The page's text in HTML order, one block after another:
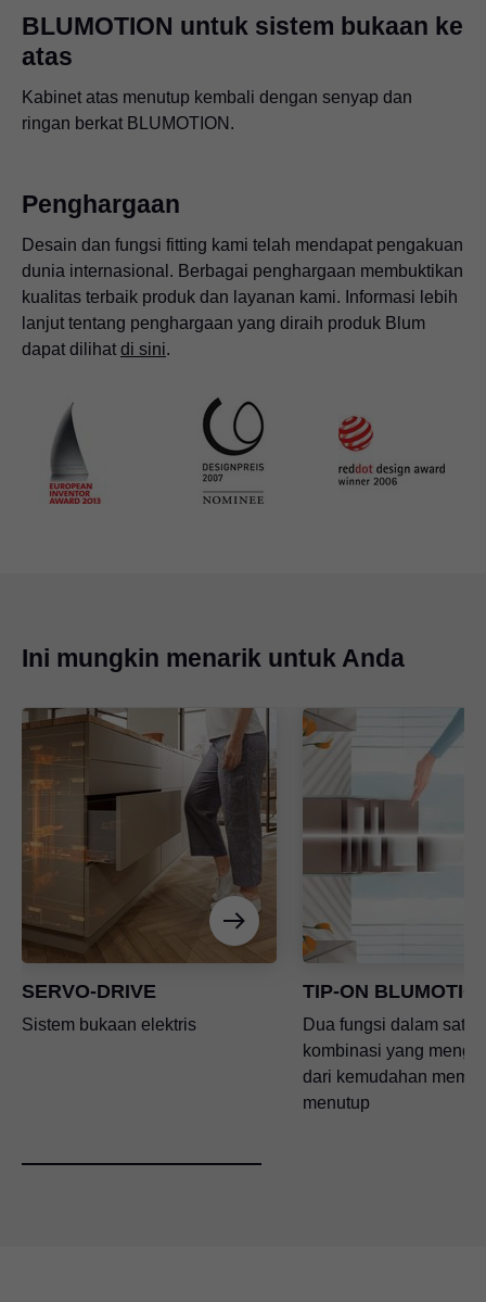
BLUMOTION untuk sistem bukaan ke
atas
Kabinet atas menutup kembali dengan senyap dan
ringan berkat BLUMOTION.
Berkat BLUMOTION, laci dan tarikan menutup dengan
senyap dan ringan, sekeras apa pun Anda menutupnya.
Laci dan tarikan menutup dengan senyap dan ringan,
sekeras apa pun Anda menutupnya.
Engsel tanpa soft close terintegrasi dapat diberi
tambahan BLUMOTION.
Penghargaan
Desain dan fungsi fitting kami telah mendapat pengakuan
dunia internasional. Berbagai penghargaan membuktikan
kualitas terbaik produk dan layanan kami. Informasi lebih
lanjut tentang penghargaan yang diraih produk Blum
dapat dilihat di sini.
Ini mungkin menarik untuk Anda
SERVO-DRIVE
Sistem bukaan elektris
TIP-ON
Dua fungsi dalam satu
kombinasi yang
dari kemudahan
menutup